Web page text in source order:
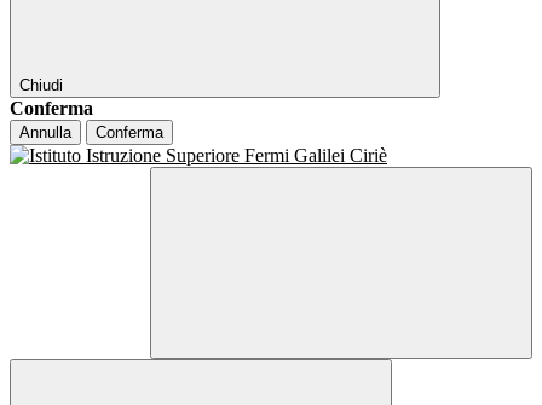
Chiudi
Conferma
Annulla Conferma